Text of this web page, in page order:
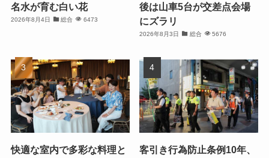
名水が育む白い花
2026年8月4日 総合 6473
後は山車5台が交差点会場
にズラリ
2026年8月3日 総合 5676
快適な室内で多彩な料理と
客引き行為防止条例10年、